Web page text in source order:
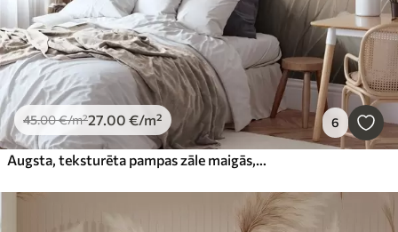
45.00€/m²27.00 €/m² 6
Augsta, teksturēta pampas zāle maigās, siltās, neitrālās toņos, ar izplūdušu, gaišu fonu